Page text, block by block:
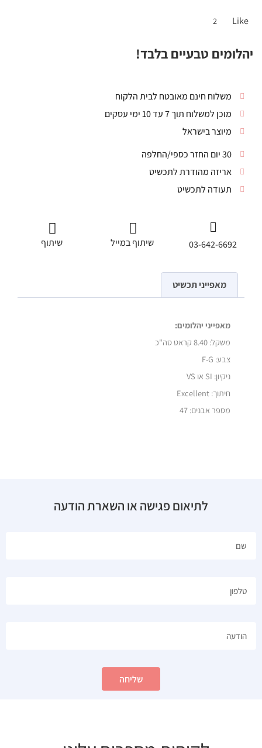
Like
2
יהלומים טבעיים בלבד!
משלוח חינם מאובטח לבית הלקוח
מוכן למשלוח תוך 7 עד 10 ימי עסקים
מיוצר בישראל
30 יום החזר כספי/החלפה
אריזה מהודרת לתכשיט
תעודה לתכשיט
03-642-6692 שיתוף במייל שיתוף
מאפייני תכשיט
מאפייני יהלומים:
משקל: 8.40 קראט סה"כ
צבע: F-G
ניקיון: SI או VS
חיתוך: Excellent
מספר אבנים: 47
לתיאום פגישה או השארת הודעה
שליחה